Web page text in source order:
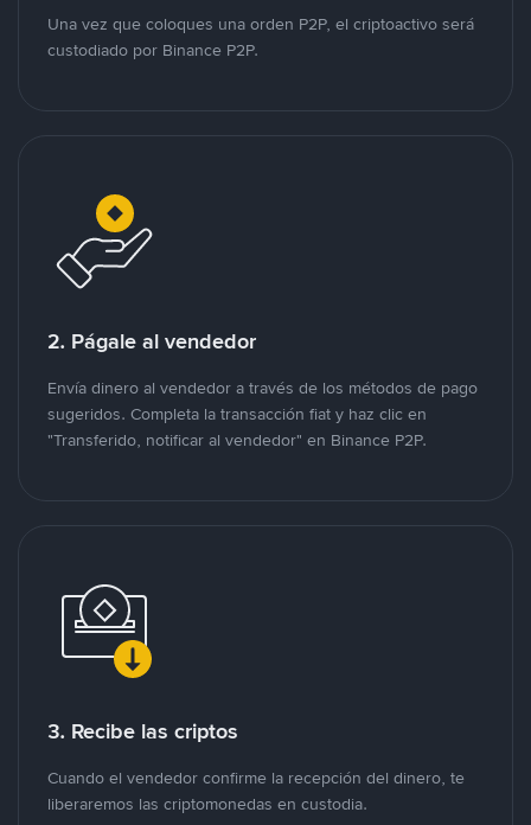
Una vez que coloques una orden P2P, el criptoactivo será
custodiado por Binance P2P.
2. Págale al vendedor
Envía dinero al vendedor a través de los métodos de pago
sugeridos. Completa la transacción fiat y haz clic en
"Transferido, notificar al vendedor" en Binance P2P.
3. Recibe las criptos
Cuando el vendedor confirme la recepción del dinero, te
liberaremos las criptomonedas en custodia.